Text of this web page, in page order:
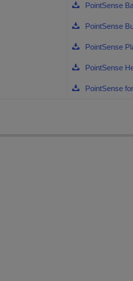
PointSense
PointSense
PointSense
PointSense
PointSense